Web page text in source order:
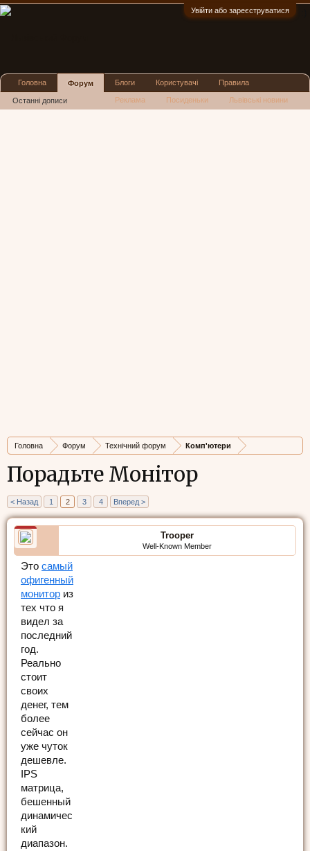
Увійти або зареєструватися
Головна Форум Технічний форум Комп'ютери
Порадьте Монітор
< Назад 1 2 3 4 Вперед >
Trooper
Well-Known Member
Это самый
офигенный
монитор из
тех что я
видел за
последний
год.
Реально
стоит
своих
денег, тем
более
сейчас он
уже чуток
дешевле.
IPS
матрица,
бешенный
динамичес
кий
диапазон.
Головна Форум
Останні дописи
Блоги Користувачі Правила
Реклама Посиденьки Львівські новини